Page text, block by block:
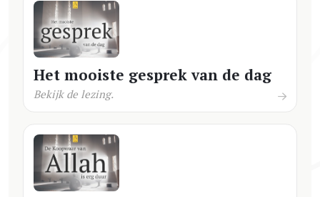
Het mooiste gesprek van de dag
Bekijk de lezing.